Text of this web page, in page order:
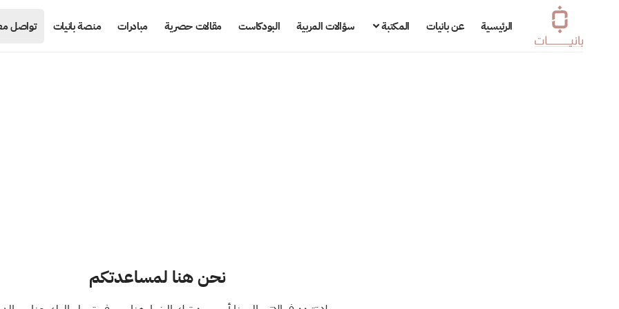
الرئيسية عن بانيات المكتبة سؤالات المربية البودكاست مقالات حصرية مبادرات منصة بانيات تواصل
نحن هنا لمساعدتكم